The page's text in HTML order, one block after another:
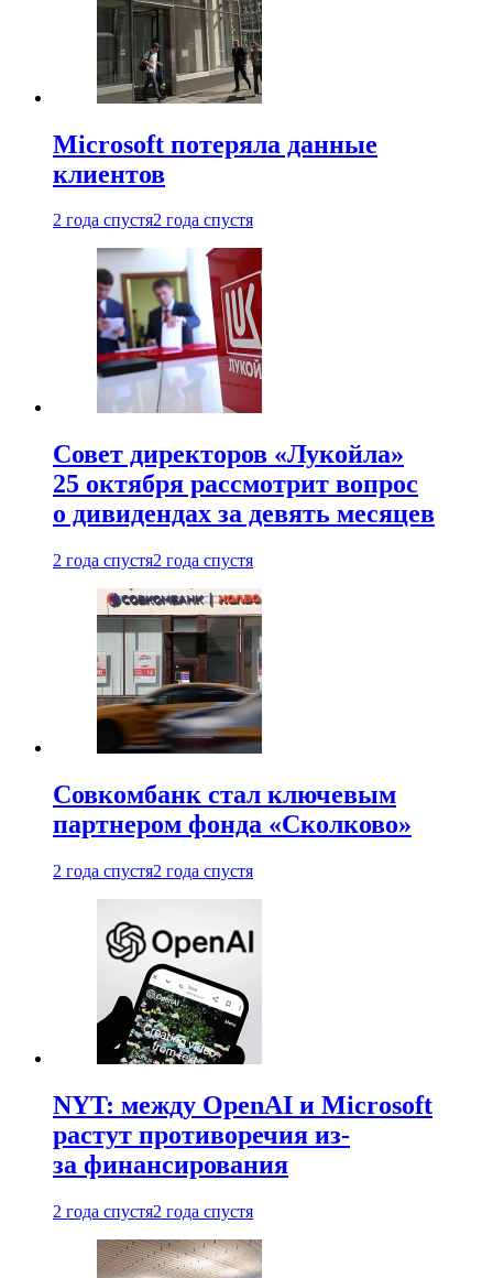
Microsoft потеряла данные
клиентов
2 года спустя2 года спустя
Совет директоров «Лукойла»
25 октября рассмотрит вопрос
о дивидендах за девять месяцев
2 года спустя2 года спустя
Совкомбанк стал ключевым
партнером фонда «Сколково»
2 года спустя2 года спустя
NYT: между OpenAI и Microsoft
растут противоречия из-
за финансирования
2 года спустя2 года спустя